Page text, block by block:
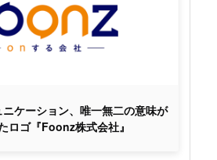
ケーション、唯一無二の意味が
ロゴ『Foonz株式会社』